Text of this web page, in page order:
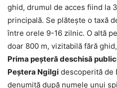
ghid, drumul de acces fiind la
principală. Se plătește o taxă
între orele 9-16 zilnic. O altă
doar 800 m, vizitabilă fără
Prima peșteră deschisă
Peștera Ngilgi descoperită de
denumită după numele unui